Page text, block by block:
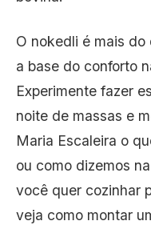
O nokedli é mais
a base do conforto
Experimente fazer
noite de massas e
Maria Escaleira o
ou como dizemos
você quer cozinhar
veja como montar